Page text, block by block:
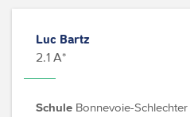
Luc Bartz
2.1 A*
Schule Bonnevoie-Schlechter